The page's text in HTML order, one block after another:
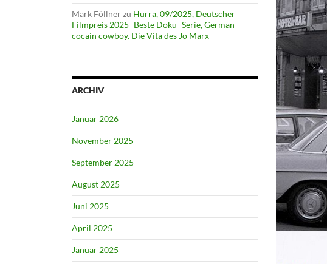
Mark Föllnerzu Hurra, 09/2025, Deutscher
Filmpreis 2025- Beste Doku- Serie, German
cocain cowboy. Die Vita des Jo Marx
ARCHIV
Januar 2026
November 2025
September 2025
August 2025
Juni 2025
April 2025
Januar 2025